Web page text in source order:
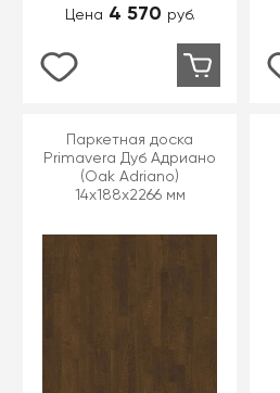
Цена 4 570 руб.
Паркетная доска
Primavera Дуб Адриано
(Oak Adriano)
14x188x2266 мм